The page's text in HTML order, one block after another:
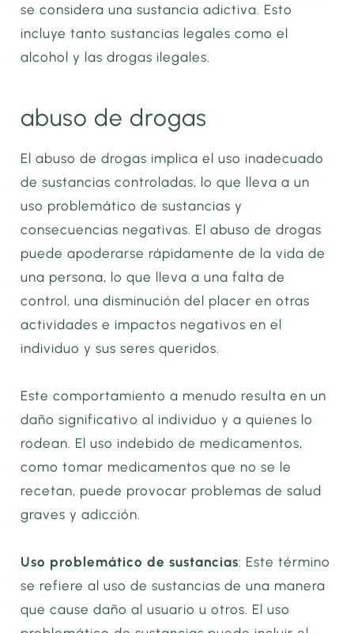
se considera una sustancia adictiva. Esto
incluye tanto sustancias legales como el
alcohol y las drogas ilegales.
abuso de drogas
El abuso de drogas implica el uso inadecuado
de sustancias controladas, lo que lleva a un
uso problemático de sustancias y
consecuencias negativas. El abuso de drogas
puede apoderarse rápidamente de la vida de
una persona, lo que lleva a una falta de
control, una disminución del placer en otras
actividades e impactos negativos en el
individuo y sus seres queridos.
Este comportamiento a menudo resulta en un
daño significativo al individuo y a quienes lo
rodean. El uso indebido de medicamentos,
como tomar medicamentos que no se le
recetan, puede provocar problemas de salud
graves y adicción.
Uso problemático de sustancias: Este término
se refiere al uso de sustancias de una manera
que cause daño al usuario u otros. El uso